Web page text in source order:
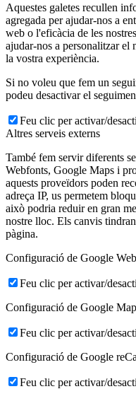
Aquestes galetes recullen
agregada per ajudar-nos a
web o l'eficàcia de les
ajudar-nos a personalitzar
la vostra experiència.
Si no voleu que fem un
podeu desactivar el
Feu clic per activar/
Altres serveis externs
També fem servir diferents
Webfonts, Google Maps i
aquests proveïdors poden
adreça IP, us permetem
això podria reduir en gran
nostre lloc. Els canvis
pàgina.
Configuració de Google
Feu clic per activar/
Configuració de Google
Feu clic per activar/
Configuració de Google
Feu clic per activar/